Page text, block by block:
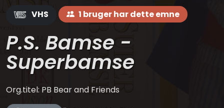
VHS 1 bruger har dette emne
P.S. Bamse -
Superbamse
Org.titel: PB Bear and Friends